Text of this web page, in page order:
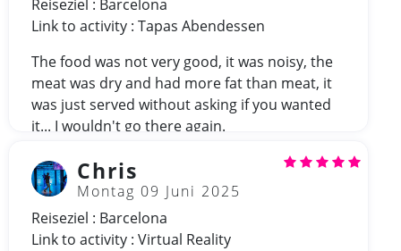
Reiseziel : Barcelona
Link to activity : Tapas Abendessen
The food was not very good, it was noisy, the
meat was dry and had more fat than meat, it
was just served without asking if you wanted
it... I wouldn't go there again.
Chris
Montag 09 Juni 2025
Reiseziel : Barcelona
Link to activity : Virtual Reality